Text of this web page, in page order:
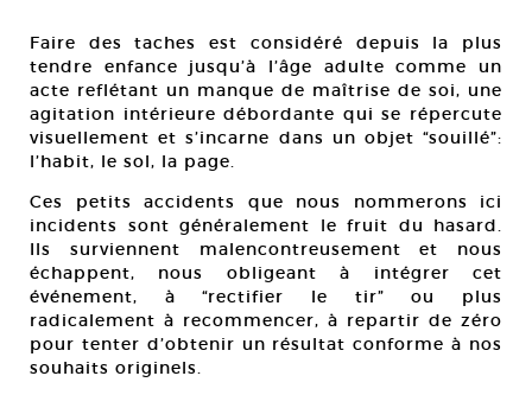
Faire des taches est considéré depuis la plus
tendre enfance jusqu’à l’âge adulte comme un
acte reflétant un manque de maîtrise de soi, une
agitation intérieure débordante qui se répercute
visuellement et s’incarne dans un objet “souillé”:
l’habit, le sol, la page.
Ces petits accidents que nous nommerons ici
incidents sont généralement le fruit du hasard.
Ils surviennent malencontreusement et nous
échappent, nous obligeant à intégrer cet
événement, à “rectifier le tir” ou plus
radicalement à recommencer, à repartir de zéro
pour tenter d’obtenir un résultat conforme à nos
souhaits originels.